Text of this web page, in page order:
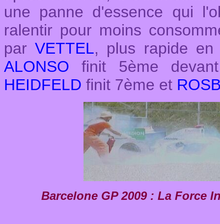
une panne d'essence qui
ralentir pour moins
parVETTEL, plus rapide en
ALONSO finit 5ème
HEIDFELD finit 7ème et
Barcelone GP 2009 : La Force